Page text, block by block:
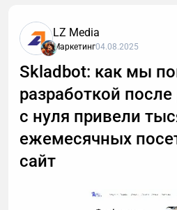
LZ Media
Маркетинг04.08.2025
Skladbot: как мы
разработкой
с нуля привели
ежемесячных
сайт